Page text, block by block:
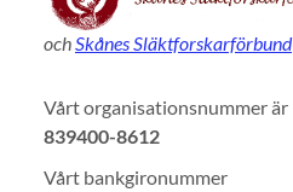
ochSkånes Släktforskarförbund
Vårt organisationsnummer är
839400-8612
Vårt bankgironummer